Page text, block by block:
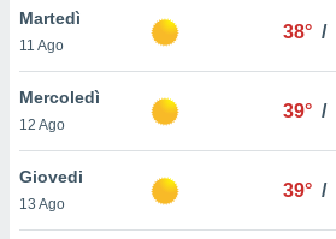
un
la
nella
Martedì
11 Ago
38° /
Mercoledì
12 Ago
39° /
Giovedi
13 Ago
39° /